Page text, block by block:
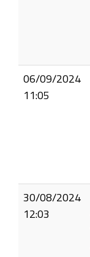
06/09/2024
11:05
30/08/2024
12:03